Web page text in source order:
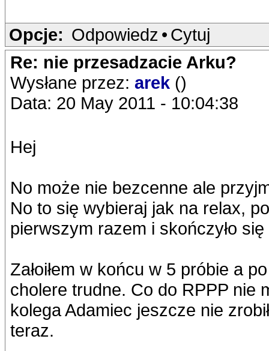
Opcje: Odpowiedz • Cytuj
Re: nie przesadzacie Arku?
Wysłane przez: arek ()
Data: 20 May 2011 - 10:04:38
Hej
No może nie bezcenne ale
No to się wybieraj jak na relax,
pierwszym razem i skończyło
Załoiłem w końcu w 5 próbie a
cholere trudne. Co do RPPP nie
kolega Adamiec jeszcze nie
teraz.